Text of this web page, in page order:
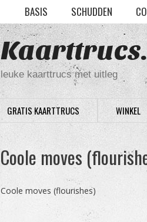
BASIS SCHUDDEN
leuke kaarttrucs met uitleg
GRATIS KAARTTRUCS WINKEL
Coole moves
Coole moves (flourishes)